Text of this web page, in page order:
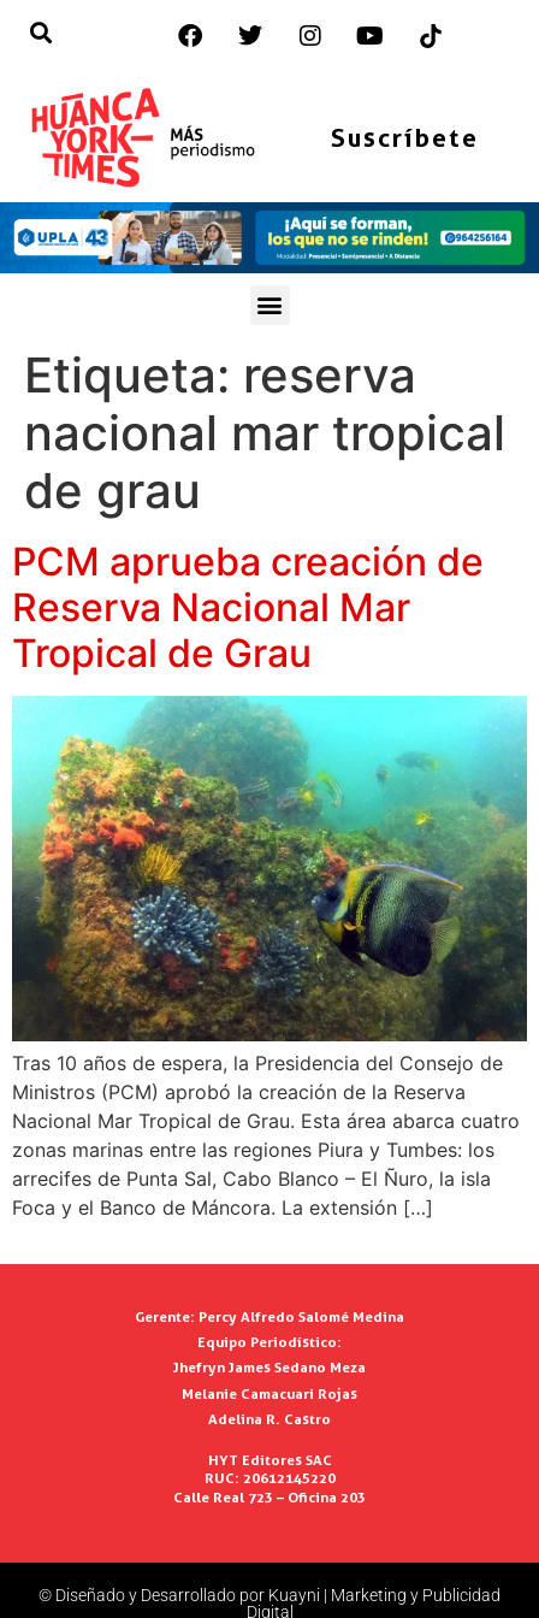
Suscríbete
Etiqueta: reserva
nacional mar tropical
de grau
PCM aprueba creación de
Reserva Nacional Mar
Tropical de Grau
Tras 10 años de espera, la Presidencia del Consejo de
Ministros (PCM) aprobó la creación de la Reserva
Nacional Mar Tropical de Grau. Esta área abarca cuatro
zonas marinas entre las regiones Piura y Tumbes: los
arrecifes de Punta Sal, Cabo Blanco – El Ñuro, la isla
Foca y el Banco de Máncora. La extensión […]
Gerente: Percy Alfredo Salomé Medina
Equipo Periodístico:
Jhefryn James Sedano Meza
Melanie Camacuari Rojas
Adelina R. Castro
HYT Editores SAC
RUC: 20612145220
Calle Real 723 – Oficina 203
© Diseñado y Desarrollado por Kuayni | Marketing y Publicidad
Digital